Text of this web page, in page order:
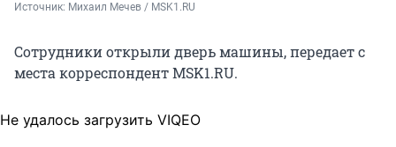
Источник: Михаил Мечев / MSK1.RU
Сотрудники открыли дверь машины, передает с
места корреспондент MSK1.RU.
Не удалось загрузить VIQEO